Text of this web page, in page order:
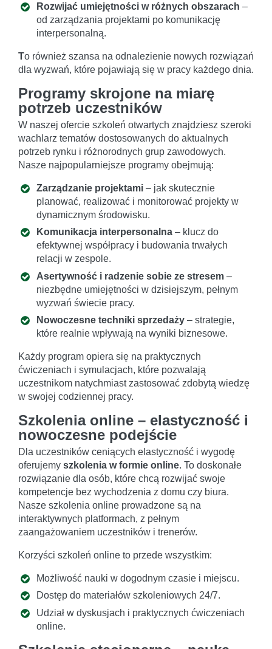
Rozwijać umiejętności w różnych obszarach –
od zarządzania projektami po komunikację
interpersonalną.
To również szansa na odnalezienie nowych rozwiązań
dla wyzwań, które pojawiają się w pracy każdego dnia.
Programy skrojone na miarę
potrzeb uczestników
W naszej ofercie szkoleń otwartych znajdziesz szeroki
wachlarz tematów dostosowanych do aktualnych
potrzeb rynku i różnorodnych grup zawodowych.
Nasze najpopularniejsze programy obejmują:
Zarządzanie projektami – jak skutecznie
planować, realizować i monitorować projekty w
dynamicznym środowisku.
Komunikacja interpersonalna – klucz do
efektywnej współpracy i budowania trwałych
relacji w zespole.
Asertywność i radzenie sobie ze stresem –
niezbędne umiejętności w dzisiejszym, pełnym
wyzwań świecie pracy.
Nowoczesne techniki sprzedaży – strategie,
które realnie wpływają na wyniki biznesowe.
Każdy program opiera się na praktycznych
ćwiczeniach i symulacjach, które pozwalają
uczestnikom natychmiast zastosować zdobytą wiedzę
w swojej codziennej pracy.
Szkolenia online – elastyczność i
nowoczesne podejście
Dla uczestników ceniących elastyczność i wygodę
oferujemy szkolenia w formie online. To doskonałe
rozwiązanie dla osób, które chcą rozwijać swoje
kompetencje bez wychodzenia z domu czy biura.
Nasze szkolenia online prowadzone są na
interaktywnych platformach, z pełnym
zaangażowaniem uczestników i trenerów.
Korzyści szkoleń online to przede wszystkim:
Możliwość nauki w dogodnym czasie i miejscu.
Dostęp do materiałów szkoleniowych 24/7.
Udział w dyskusjach i praktycznych ćwiczeniach
online.